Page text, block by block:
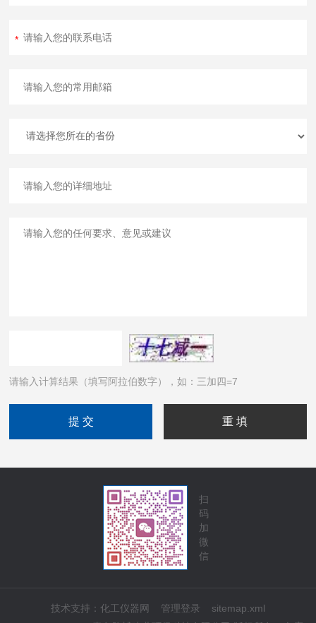
1
铝箔环
6
7
8
请输入计算结果（填写阿拉伯数字），如：三加四=7
扫
码
加
微
信
技术支持： 化工仪器网 管理登录
sitemap.xml